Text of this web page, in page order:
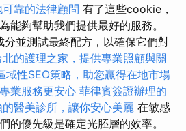
靠的法律顧問 有了這些cookie，
能夠幫助我們提供最好的服務。
並測試最終配方，以確保它們對
北的護理之家，提供專業照顧與關
域性SEO策略，助您贏得在地市場
業服務更安心 菲律賓簽證辦理的
醫美診所，讓你安心美麗 在敏感
的優先級是確定光胚層的效率。